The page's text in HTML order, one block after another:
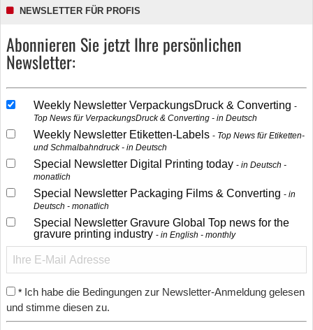
NEWSLETTER FÜR PROFIS
Abonnieren Sie jetzt Ihre persönlichen
Newsletter:
Weekly Newsletter VerpackungsDruck & Converting
Top News für VerpackungsDruck & Converting - in Deutsch
Weekly Newsletter Etiketten-Labels
Top News für Etiketten-
und Schmalbahndruck - in Deutsch
Special Newsletter Digital Printing today
in Deutsch -
monatlich
Special Newsletter Packaging Films & Converting
in
Deutsch - monatlich
Special Newsletter Gravure Global Top news for the
gravure printing industry
in English - monthly
* Ich habe die Bedingungen zur Newsletter-Anmeldung gelesen
und stimme diesen zu.